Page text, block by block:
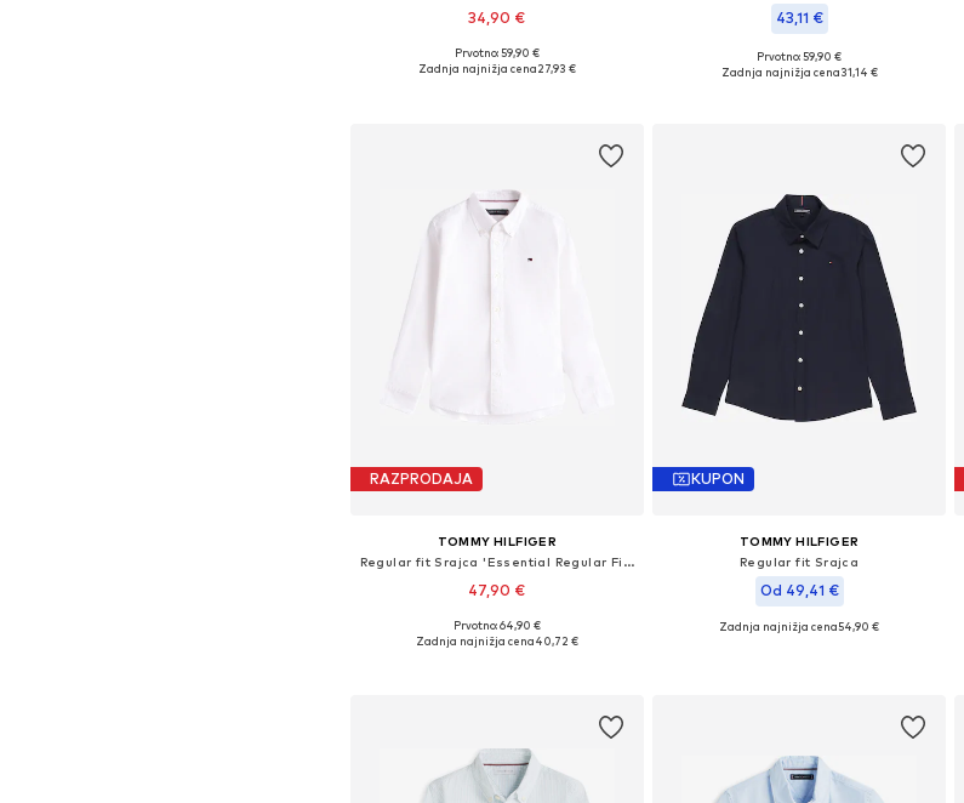
34,90 €
Na voljo v različnih velikostih
Prvotno: 59,90 €
Zadnja najnižja cena27,93 €
43,11 €
Razpoložljive velikosti: 104, 152, 176
Prvotno: 59,90 €
Zadnja najnižja cena31,14 €
RAZPRODAJA
TOMMY HILFIGER
Regular fit Srajca 'Essential Regular Fit Button-down'
47,90 €
Na voljo v različnih velikostih
Prvotno: 64,90 €
Zadnja najnižja cena40,72 €
KUPON
TOMMY HILFIGER
Regular fit Srajca
Od 49,41 €
Na voljo v različnih velikostih
Zadnja najnižja cena54,90 €